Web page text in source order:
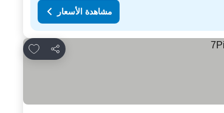
مشاهدة الأسعار
مشاركة
Add to favorites